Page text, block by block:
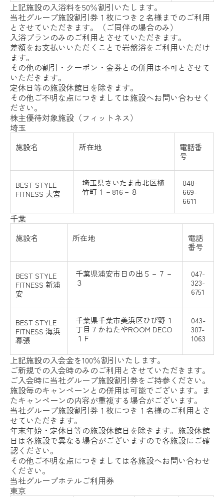
上記施設の入浴料を50％割引いたします。
当社グループ施設割引券１枚につき２名様までのご利用
とさせていただきます。（ご同伴の場合のみ）
入浴プランのみのご利用とさせていただきます。
差額をお支払いいただくことで岩盤浴をご利用いただけ
ます。
その他の割引・クーポン・金券との併用は不可とさせて
いただきます。
定休日等の施設休館日を除きます。
その他ご不明な点につきましては施設へお問い合わせく
ださい。
株主優待対象施設（フィットネス）
埼玉
施設名 所在地
電話番
号
BEST STYLE
FITNESS 大宮
埼玉県さいたま市北区植
竹町１－816－８
048-
669-
6611
千葉
施設名 所在地
電話
番号
BEST STYLE
FITNESS 新浦
安
千葉県浦安市日の出５－７－
３
047-
323-
6751
BEST STYLE
FITNESS 海浜
幕張
千葉県千葉市美浜区ひび野１
丁目７ かねたやROOM DECO
１Ｆ
043-
307-
1063
上記施設の入会金を100％割引いたします。
ご新規での入会時のみのご利用とさせていただきます。
ご入会時に当社グループ施設割引券をご持参ください。
施設毎のキャンペーンとの併用は可能でございます。ま
たキャンペーンの内容が重複する場合がございます。
当社グループ施設割引券１枚につき１名様のご利用とさ
せていただきます。
年末年始・定休日等の施設休館日を除きます。施設休館
日は各施設で異なる場合がございますので各施設にご確
認ください。
その他ご不明な点につきましては各施設へお問い合わせ
ください。
当社グループホテルご利用券
東京